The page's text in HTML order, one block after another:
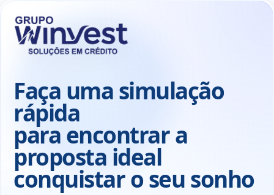
Faça uma simulação
rápida
para encontrar a
proposta ideal
conquistar o seu sonho